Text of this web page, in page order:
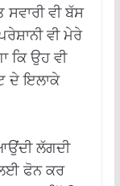
ਵੀ ਬੱਸ
ਵੀ ਮੇਰੇ
ਕਿ ਉਹ ਵੀ
ਦੇ ਇਲਾਕੇ
ਲੱਗਦੀ
ਫੋਨ ਕਰ